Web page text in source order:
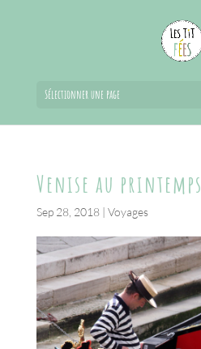
Sélectionner une page
Venise au printemps
Sep 28, 2018| Voyages